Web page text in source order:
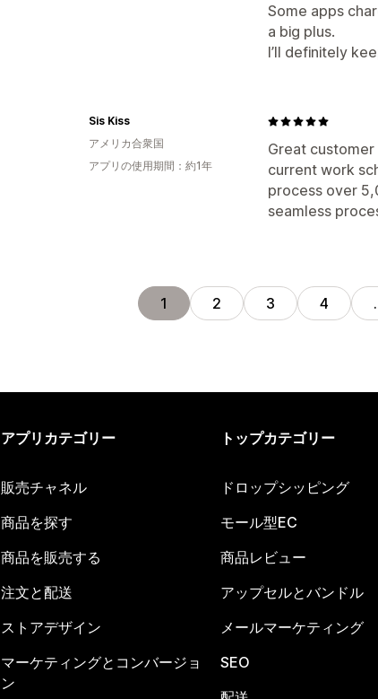
Some apps
a big plus.
I’ll definitely
Great
current work
process over
seamless
Sis Kiss
アメリカ合衆国
アプリの使用期間：約1年
1 2 3 4
アプリカテゴリー
販売チャネル
商品を探す
商品を販売する
注文と配送
ストアデザイン
マーケティングとコンバージョ
ン
トップカテゴリー
ドロップシッピング
モール型EC
商品レビュー
アップセルとバンドル
メールマーケティング
SEO